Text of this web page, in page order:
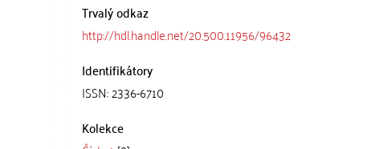
Trvalý odkaz
http://hdl.handle.net/20.500.11956/96432
Identifikátory
ISSN: 2336-6710
Kolekce